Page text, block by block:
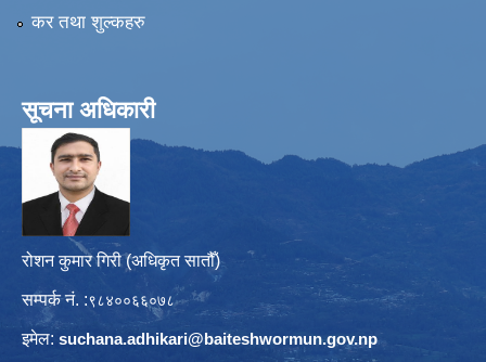
कर तथा शुल्कहरु
सूचना अधिकारी
रोशन कुमार गिरी (अधिकृत सातौँ)
सम्पर्क नं. :९८४००६६०७८
इमेल: suchana.adhikari@baiteshwormun.gov.np